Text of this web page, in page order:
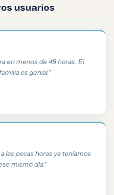
usuarios
en menos de 48 horas. El
es genial."
las pocas horas ya teníamos
mismo día."